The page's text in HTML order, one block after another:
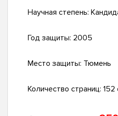
Научная степень:
Год защиты: 2005
Место защиты: Тюмень
Количество страниц: 152